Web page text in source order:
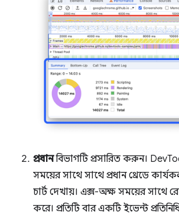
প্রধানবিভাগটি প্রসারিত করুন।
সময়ের সাথে সাথে প্রধান থ্রেডে
চার্ট দেখায়। এক্স-অক্ষ সময়ের সাথে
করে। প্রতিটি বার একটি ইভেন্ট